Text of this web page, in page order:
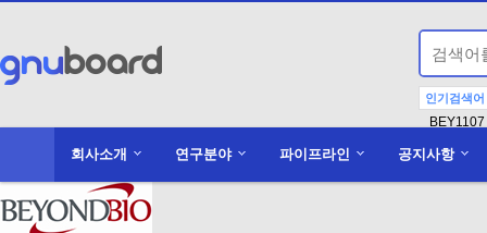
인기검색어
BEY1107
회사소개 연구분야 파이프라인 공지사항